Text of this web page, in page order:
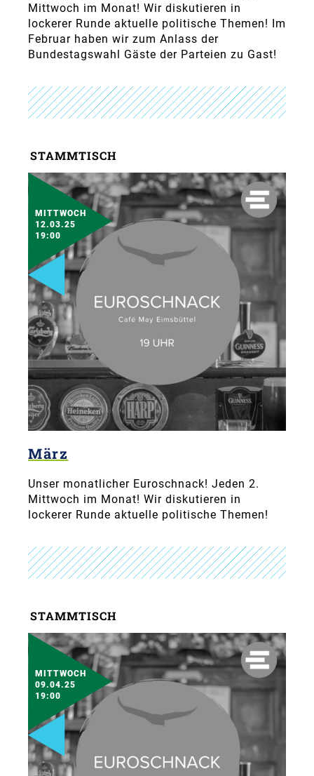
Mittwoch im Monat! Wir diskutieren in
lockerer Runde aktuelle politische Themen! Im
Februar haben wir zum Anlass der
Bundestagswahl Gäste der Parteien zu Gast!
STAMMTISCH
MITTWOCH
12.03.25
19:00
März
Unser monatlicher Euroschnack! Jeden 2.
Mittwoch im Monat! Wir diskutieren in
lockerer Runde aktuelle politische Themen!
STAMMTISCH
MITTWOCH
09.04.25
19:00